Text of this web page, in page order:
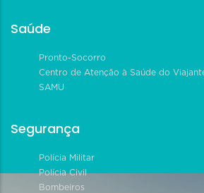
Saúde
Pronto-Socorro
Centro de Atenção à Saúde do
SAMU
Segurança
Polícia Militar
Polícia Civil
Bombeiros